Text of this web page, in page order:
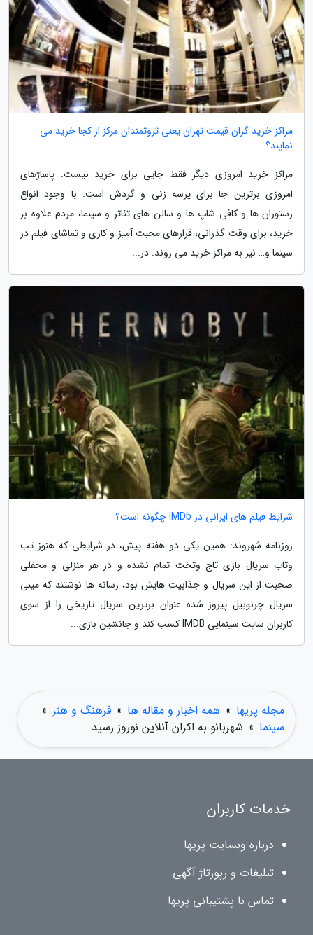
مراکز خرید گران قیمت تهران یعنی ثروتمندان مرکز از کجا خرید می
نمایند؟
مراکز خرید امروزی دیگر فقط جایی برای خرید نیست. پاساژهای
امروزی برترین جا برای پرسه زنی و گردش است. با وجود انواع
رستوران ها و کافی شاپ ها و سالن های تئاتر و سینما، مردم علاوه بر
خرید، برای وقت گذرانی، قرارهای محبت آمیز و کاری و تماشای فیلم در
سینما و… نیز به مراکز خرید می روند. در...
شرایط فیلم های ایرانی در IMDb چگونه است؟
روزنامه شهروند: همین یکی دو هفته پیش، در شرایطی که هنوز تب
وتاب سریال بازی تاج وتخت تمام نشده و در هر منزلی و محفلی
صحبت از این سریال و جذابیت هایش بود، رسانه ها نوشتند که مینی
سریال چرنوبیل پیروز شده عنوان برترین سریال تاریخی را از سوی
کاربران سایت سینمایی IMDB کسب کند و جانشین بازی...
مجله پریها » همه اخبار و مقاله ها » فرهنگ و هنر »
سینما » شهربانو به اکران آنلاین نوروز رسید
خدمات کاربران
درباره وبسایت پریها
تبلیغات و رپورتاژ آگهی
تماس با پشتیبانی پریها